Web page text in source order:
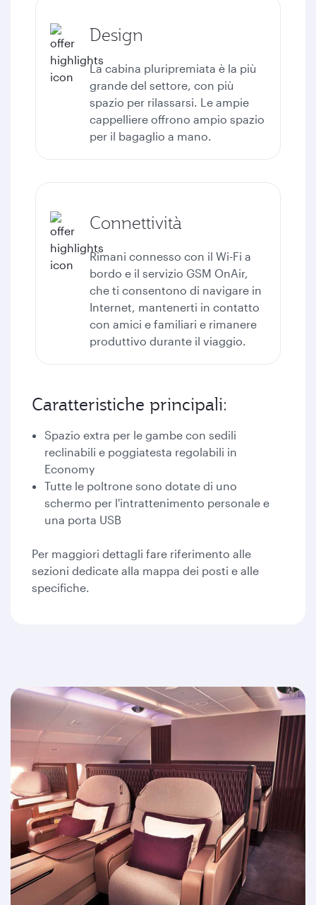
Design
La cabina pluripremiata è la più
grande del settore, con più
spazio per rilassarsi. Le ampie
cappelliere offrono ampio spazio
per il bagaglio a mano.
Connettività
Rimani connesso con il Wi-Fi a
bordo e il servizio GSM OnAir,
che ti consentono di navigare in
Internet, mantenerti in contatto
con amici e familiari e rimanere
produttivo durante il viaggio.
Caratteristiche principali:
Spazio extra per le gambe con sedili
reclinabili e poggiatesta regolabili in
Economy
Tutte le poltrone sono dotate di uno
schermo per l'intrattenimento personale e
una porta USB
Per maggiori dettagli fare riferimento alle
sezioni dedicate alla mappa dei posti e alle
specifiche.